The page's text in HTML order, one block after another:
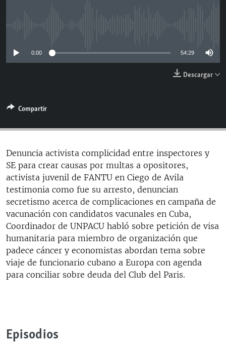
ESPECIALES
ESPECIALES
DESINFORMACIÓN RUSA EN AMÉRICA LATINA
LA INVASIÓN DE RUSIA A UCRANIA
MULTIMEDIA
SÍGUENOS
0:00 54:29
Descargar
Compartir
Denuncia activista complicidad entre inspectores y
SE para crear causas por multas a opositores,
activista juvenil de FANTU en Ciego de Avila
testimonia como fue su arresto, denuncian
secretismo acerca de complicaciones en campaña de
vacunación con candidatos vacunales en Cuba,
Coordinador de UNPACU habló sobre petición de visa
humanitaria para miembro de organización que
padece cáncer y economistas abordan tema sobre
viaje de funcionario cubano a Europa con agenda
para conciliar sobre deuda del Club del Paris.
Episodios